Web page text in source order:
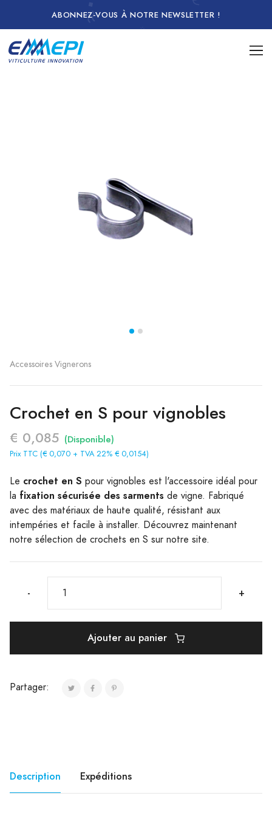
ABONNEZ-VOUS À NOTRE NEWSLETTER !
Accessoires Vignerons
Crochet en S pour vignobles
€ 0,085 (Disponible)
Prix TTC (€ 0,070 + TVA 22% € 0,0154)
Le crochet en S pour vignobles est l'accessoire idéal pour
la fixation sécurisée des sarments de vigne. Fabriqué
avec des matériaux de haute qualité, résistant aux
intempéries et facile à installer. Découvrez maintenant
notre sélection de crochets en S sur notre site.
- +
Ajouter au panier
Partager:
Description Expéditions